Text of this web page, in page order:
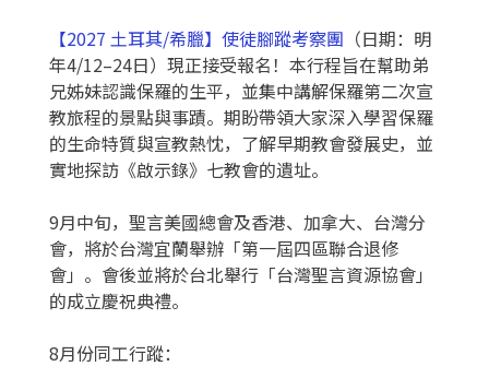
【2027 土耳其/希臘】使徒腳蹤考察團 （日期：明
年4/12–24日）現正接受報名！本行程旨在幫助弟
兄姊妹認識保羅的生平，並集中講解保羅第二次宣
教旅程的景點與事蹟。期盼帶領大家深入學習保羅
的生命特質與宣教熱忱，了解早期教會發展史，並
實地探訪《啟示錄》七教會的遺址。
9月中旬，聖言美國總會及香港、加拿大、台灣分
會，將於台灣宜蘭舉辦「第一屆四區聯合退修
會」。會後並將於台北舉行「台灣聖言資源協會」
的成立慶祝典禮。
8月份同工行蹤：